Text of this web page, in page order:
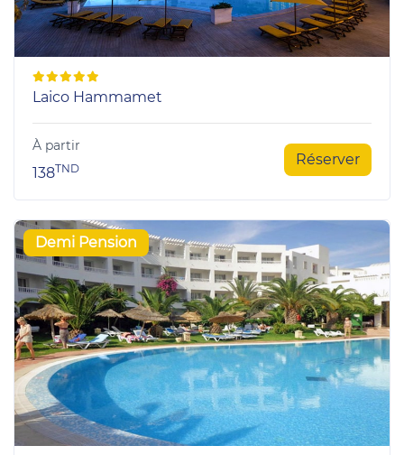
Laico Hammamet
À partir
138TND Réserver
Demi Pension